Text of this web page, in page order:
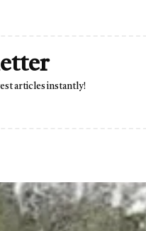
articles instantly!